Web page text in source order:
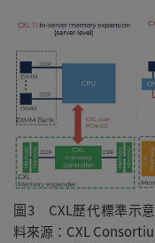
圖3 CXL歷代標準示
料來源：CXL